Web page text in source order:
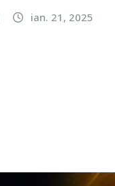
ian. 21, 2025